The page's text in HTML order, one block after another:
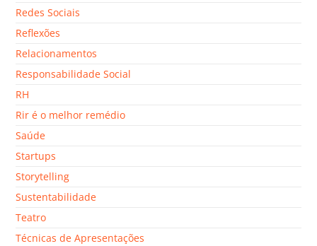
Redes Sociais
Reflexões
Relacionamentos
Responsabilidade Social
RH
Rir é o melhor remédio
Saúde
Startups
Storytelling
Sustentabilidade
Teatro
Técnicas de Apresentações